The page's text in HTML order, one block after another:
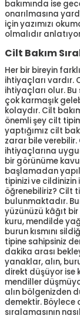
bakımında ise
onarılmasına
için yazımızı
olmalıdır
Cilt Bakım
Her bir bireyin
ihtiyaçları vardır.
ihtiyaçları olur.
çok karmaşık
kolaydır. Cilt
önemli şey cilt
yaptığımız cilt
zarar bile
ihtiyaçlarına
bir görünüme
başlamadan
tipinizi ve cildinizin
öğrenebiliriz? Cilt
bulunmaktadır.
yüzünüzü kâğıt
kuru, mendilde
burun kısmını
tipine sahipsiniz
dakika arası
yanaklar, alın,
direkt düşüyor ise
mendiller
alın bölgenizden
demektir. Böylece
sıralamasının